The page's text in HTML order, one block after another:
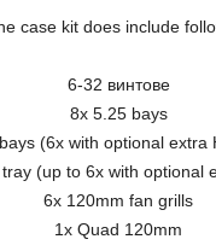
case kit does include
6-32 винтове
8x 5.25 bays
(6x with optional extra
tray (up to 6x with optional
6x 120mm fan grills
1x Quad 120mm